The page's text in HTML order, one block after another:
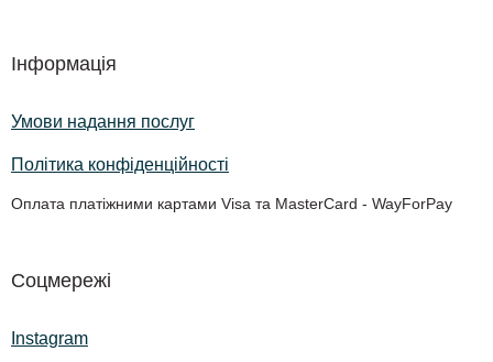
Інформація
Умови надання послуг
Політика конфіденційності
Оплата платіжними картами Visa та MasterCard - WayForPay
Соцмережі
Instagram